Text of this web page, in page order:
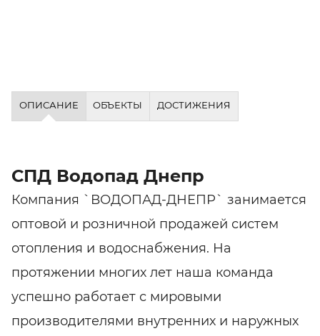
ОПИСАНИЕ ОБЪЕКТЫ ДОСТИЖЕНИЯ
СПД Водопад Днепр
Компания `ВОДОПАД-ДНЕПР` занимается
оптовой и розничной продажей систем
отопления и водоснабжения. На
протяжении многих лет наша команда
успешно работает с мировыми
производителями внутренних и наружных